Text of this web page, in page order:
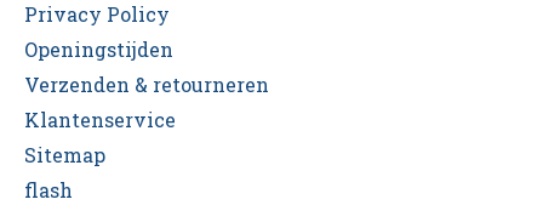
Privacy Policy
Openingstijden
Verzenden & retourneren
Klantenservice
Sitemap
flash